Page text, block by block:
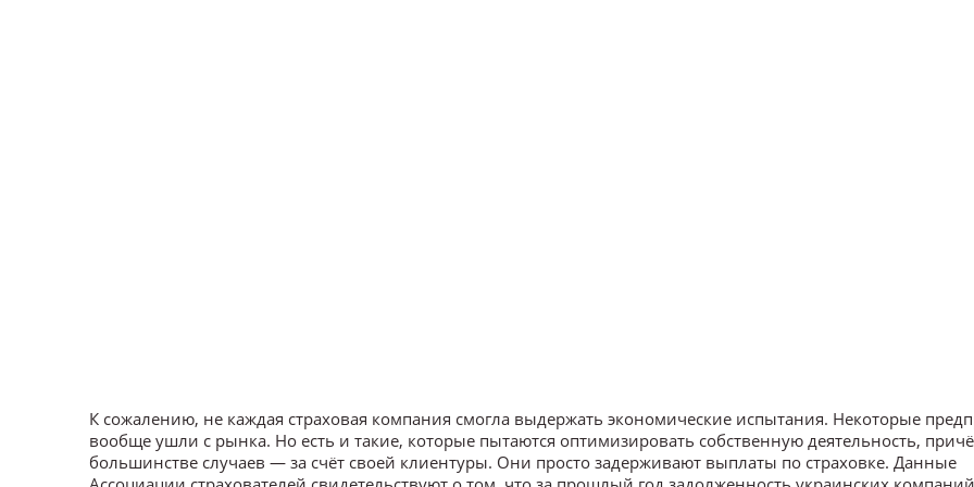
К сожалению, не каждая страховая компания смогла выдержать экономические испытания. Некоторые
вообще ушли с рынка. Но есть и такие, которые пытаются оптимизировать собственную деятельность,
большинстве случаев — за счёт своей клиентуры. Они просто задерживают выплаты по страховке. Данные